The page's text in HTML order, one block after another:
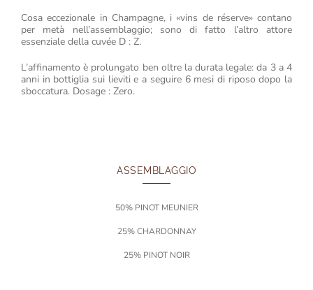
Cosa eccezionale in Champagne, i «vins de réserve» contano
per metà nell’assemblaggio; sono di fatto l’altro attore
essenziale della cuvée D : Z.
L’affinamento è prolungato ben oltre la durata legale: da 3 a 4
anni in bottiglia sui lieviti e a seguire 6 mesi di riposo dopo la
sboccatura. Dosage : Zero.
ASSEMBLAGGIO
50% PINOT MEUNIER
25% CHARDONNAY
25% PINOT NOIR